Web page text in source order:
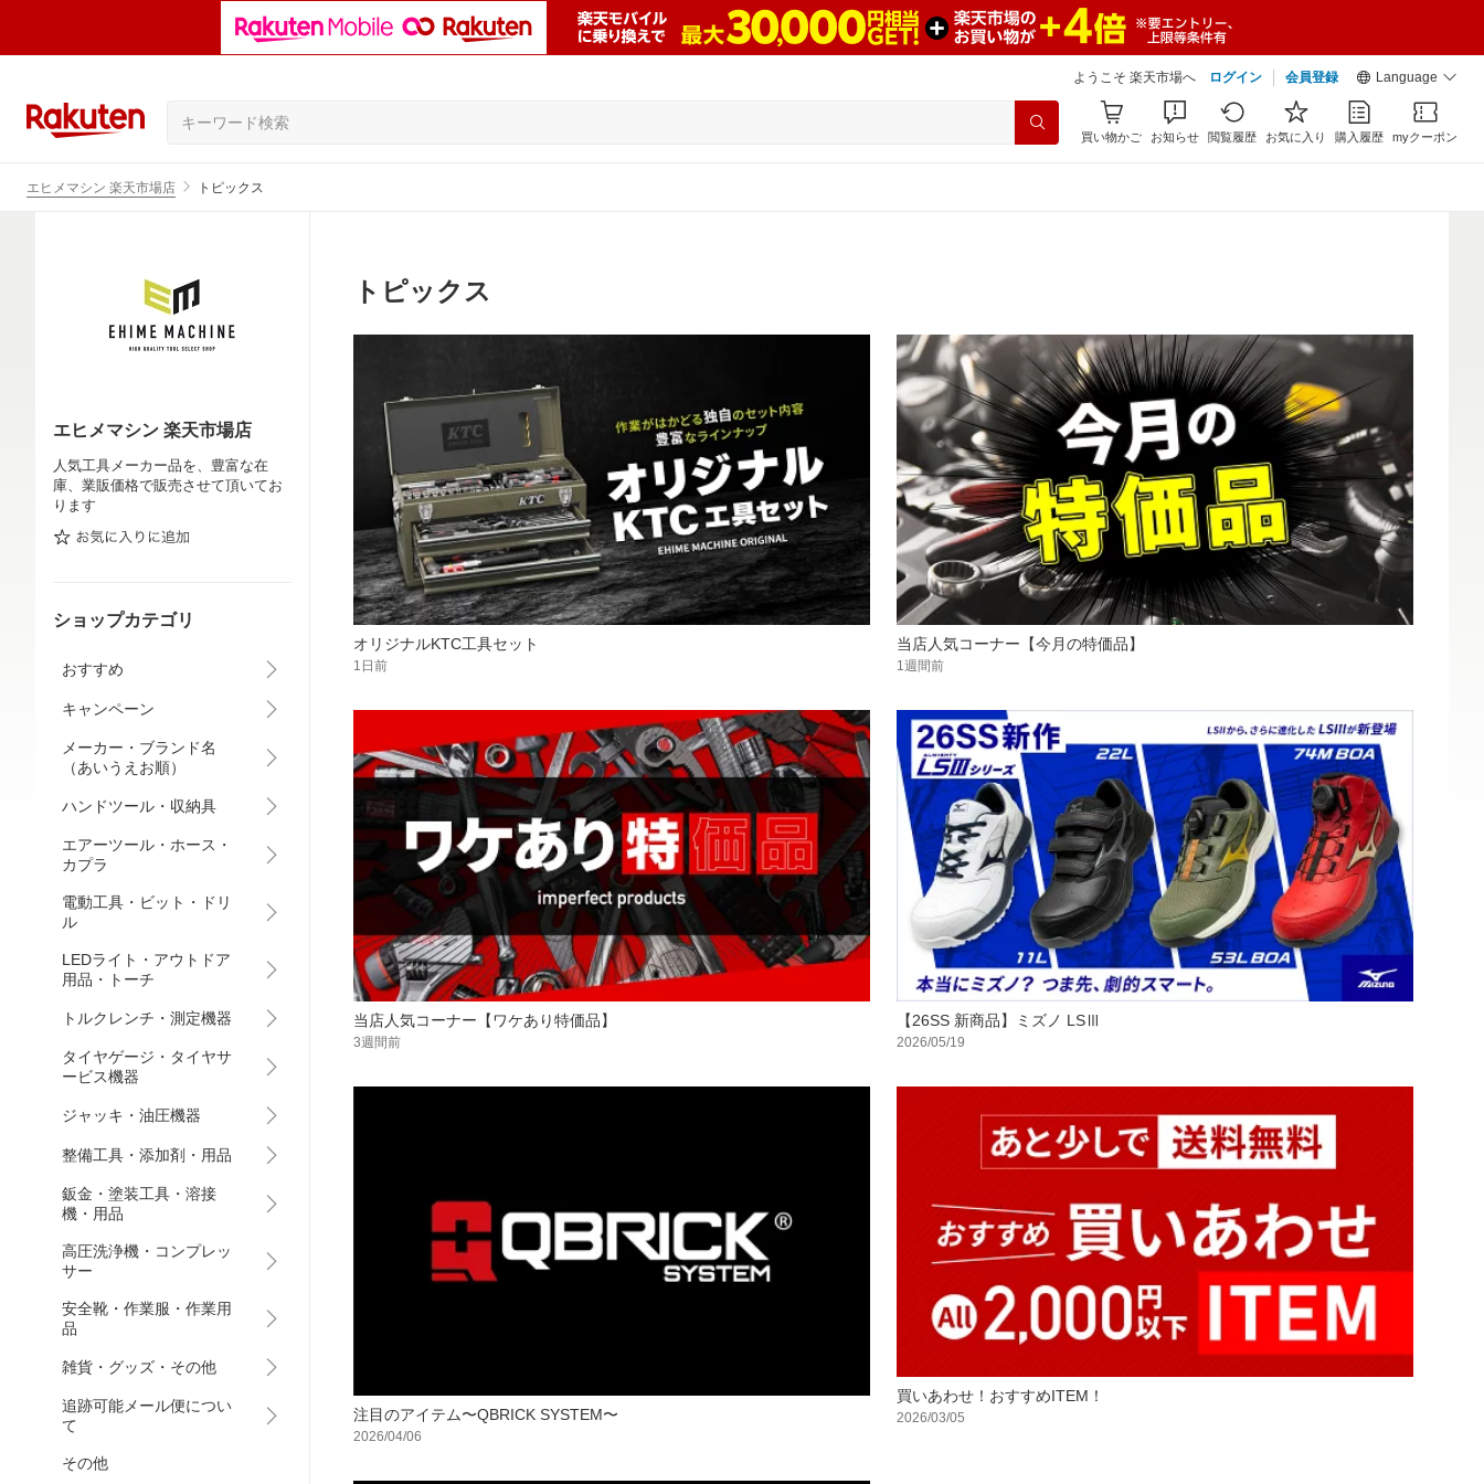
ようこそ 楽天市場へ ログイン 会員登録 Language
買い物かご お知らせ 閲覧履歴 お気に入り 購入履歴 myクーポン
エヒメマシン 楽天市場店 トピックス
エヒメマシン 楽天市場店
人気工具メーカー品を、豊富な在
庫、業販価格で販売させて頂いてお
ります
ショップカテゴリ
おすすめ
キャンペーン
メーカー・ブランド名
（あいうえお順）
ハンドツール・収納具
エアーツール・ホース・
カプラ
電動工具・ビット・ドリ
ル
LEDライト・アウトドア
用品・トーチ
トルクレンチ・測定機器
タイヤゲージ・タイヤサ
ービス機器
ジャッキ・油圧機器
整備工具・添加剤・用品
鈑金・塗装工具・溶接
機・用品
高圧洗浄機・コンプレッ
サー
安全靴・作業服・作業用
品
雑貨・グッズ・その他
追跡可能メール便につい
て
その他
トピックス
オリジナルKTC工具セット
1日前
当店人気コーナー【今月の特価品】
1週間前
当店人気コーナー【ワケあり特価品】
3週間前
【26SS 新商品】ミズノ LSⅢ
2026/05/19
注目のアイテム〜QBRICK SYSTEM〜
2026/04/06
買いあわせ！おすすめITEM！
2026/03/05